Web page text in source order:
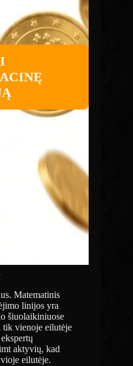
Matematinis
linijos yra
šiuolaikiniuose
tik vienoje eilutėje
aktyvių, kad
eilutėje.